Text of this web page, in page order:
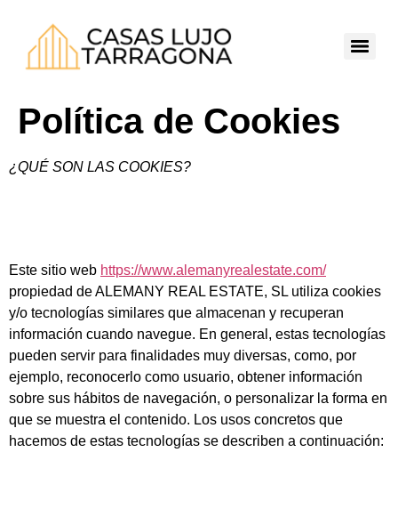
Política de Cookies
¿QUÉ SON LAS COOKIES?
Este sitio web https://www.alemanyrealestate.com/
propiedad de ALEMANY REAL ESTATE, SL utiliza cookies
y/o tecnologías similares que almacenan y recuperan
información cuando navegue. En general, estas tecnologías
pueden servir para finalidades muy diversas, como, por
ejemplo, reconocerlo como usuario, obtener información
sobre sus hábitos de navegación, o personalizar la forma en
que se muestra el contenido. Los usos concretos que
hacemos de estas tecnologías se describen a continuación: